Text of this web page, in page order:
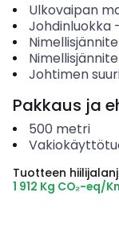
Ulkovaipan
Johdinluokka-
Johtimen
Pakkaus ja
500 metri
Tuotteen
1 912 Kg CO₂-eq/